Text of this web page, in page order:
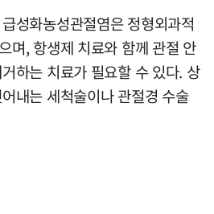
성화농성관절염은 정형외과적
며, 항생제 치료와 함께 관절 안
하는 치료가 필요할 수 있다. 상
내는 세척술이나 관절경 수술